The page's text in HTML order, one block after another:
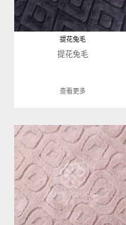
提花兔毛
提花兔毛
查看更多